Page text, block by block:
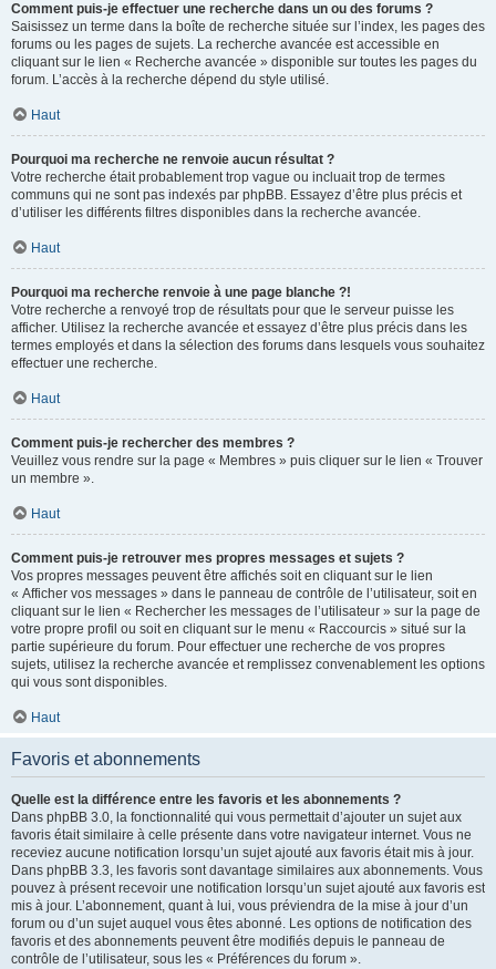
Comment puis-je effectuer une recherche dans un ou des forums ?
Saisissez un terme dans la boîte de recherche située sur l’index, les pages des
forums ou les pages de sujets. La recherche avancée est accessible en
cliquant sur le lien « Recherche avancée » disponible sur toutes les pages du
forum. L’accès à la recherche dépend du style utilisé.
Haut
Pourquoi ma recherche ne renvoie aucun résultat ?
Votre recherche était probablement trop vague ou incluait trop de termes
communs qui ne sont pas indexés par phpBB. Essayez d’être plus précis et
d’utiliser les différents filtres disponibles dans la recherche avancée.
Haut
Pourquoi ma recherche renvoie à une page blanche ?!
Votre recherche a renvoyé trop de résultats pour que le serveur puisse les
afficher. Utilisez la recherche avancée et essayez d’être plus précis dans les
termes employés et dans la sélection des forums dans lesquels vous souhaitez
effectuer une recherche.
Haut
Comment puis-je rechercher des membres ?
Veuillez vous rendre sur la page « Membres » puis cliquer sur le lien « Trouver
un membre ».
Haut
Comment puis-je retrouver mes propres messages et sujets ?
Vos propres messages peuvent être affichés soit en cliquant sur le lien
« Afficher vos messages » dans le panneau de contrôle de l’utilisateur, soit en
cliquant sur le lien « Rechercher les messages de l’utilisateur » sur la page de
votre propre profil ou soit en cliquant sur le menu « Raccourcis » situé sur la
partie supérieure du forum. Pour effectuer une recherche de vos propres
sujets, utilisez la recherche avancée et remplissez convenablement les options
qui vous sont disponibles.
Haut
Favoris et abonnements
Quelle est la différence entre les favoris et les abonnements ?
Dans phpBB 3.0, la fonctionnalité qui vous permettait d’ajouter un sujet aux
favoris était similaire à celle présente dans votre navigateur internet. Vous ne
receviez aucune notification lorsqu’un sujet ajouté aux favoris était mis à jour.
Dans phpBB 3.3, les favoris sont davantage similaires aux abonnements. Vous
pouvez à présent recevoir une notification lorsqu’un sujet ajouté aux favoris est
mis à jour. L’abonnement, quant à lui, vous préviendra de la mise à jour d’un
forum ou d’un sujet auquel vous êtes abonné. Les options de notification des
favoris et des abonnements peuvent être modifiés depuis le panneau de
contrôle de l’utilisateur, sous les « Préférences du forum ».